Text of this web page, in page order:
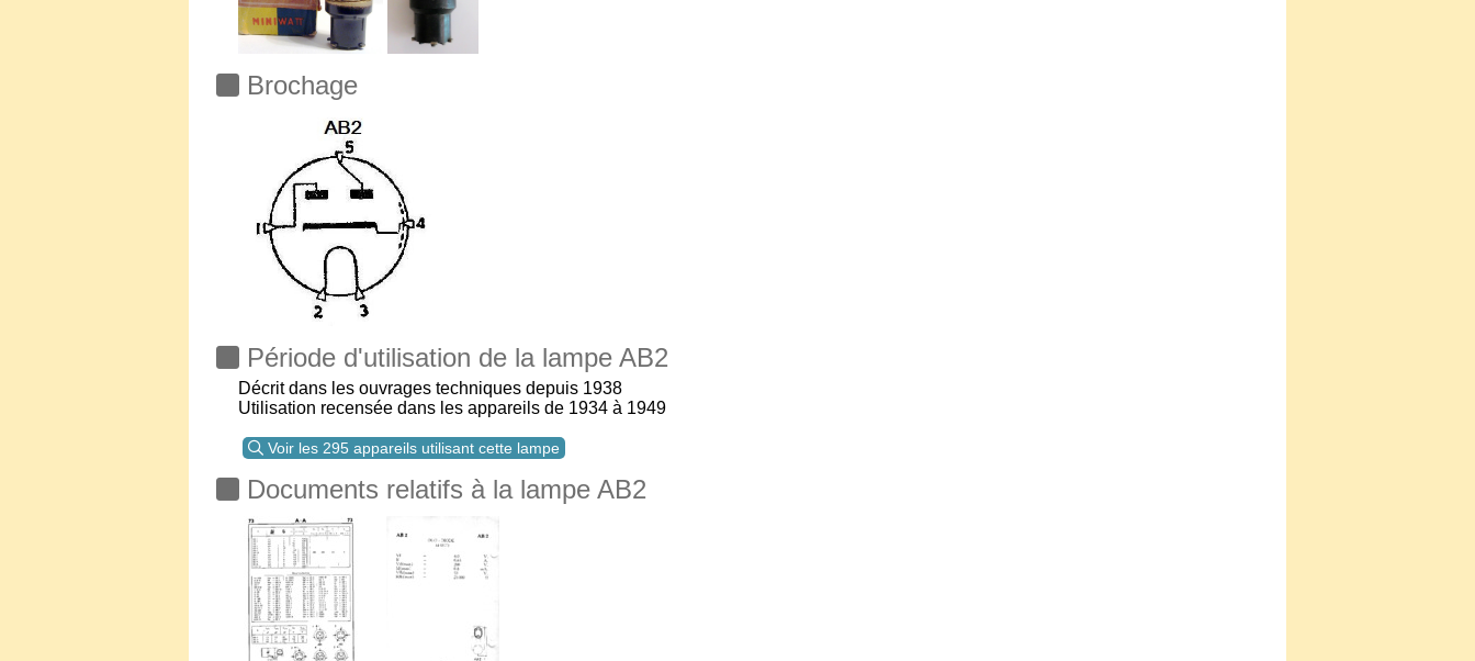
Brochage
Période d'utilisation de la lampe AB2
Décrit dans les ouvrages techniques depuis 1938
Utilisation recensée dans les appareils de 1934 à 1949
Voir les 295 appareils utilisant cette lampe
Documents relatifs à la lampe AB2